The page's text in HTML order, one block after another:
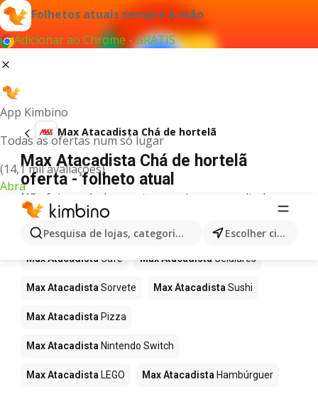
Folhetos atuais sempre à mão
Adicionar ao Chrome - GRÁTIS
App Kimbino
Todas as ofertas num só lugar
(14,1 mil avaliações)
Abra
Pesquisa de lojas, categorias,produtos... Escolher cidade
Max Atacadista Chá de hortelã
Max Atacadista Chá de hortelã
oferta - folheto atual
Não foi possível encontrar quaisquer resultados
para este termo.
Mais produtos em Max Atacadista
Max Atacadista Café Max Atacadista Celulares
Max Atacadista Sorvete Max Atacadista Sushi
Max Atacadista Pizza
Max Atacadista Nintendo Switch
Max Atacadista LEGO Max Atacadista Hambúrguer